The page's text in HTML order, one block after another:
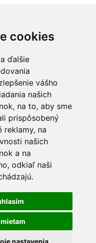
cookies
ďalšie
vášho
našich
na to, aby sme
prispôsobený
reklamy, na
našich
a na
odkiaľ naši
nastavenia
konateľ